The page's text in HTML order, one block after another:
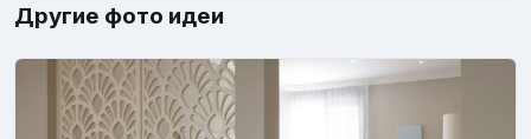
Другие фото идеи